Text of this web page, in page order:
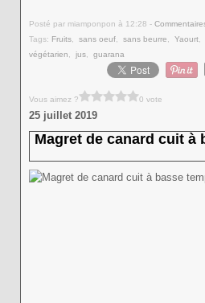
Posté par miamponpon à 12:28 -
Tags: Fruits sans oeuf sans beurre Yaourt
végétarien
jus guarana
Vous aimez ? 0 vote
25 juillet 2019
Magret de canard cuit à